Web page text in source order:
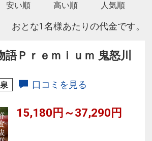
安い順 高い順 人気順
おとな1名様あたりの代金です。
語Ｐｒｅｍｉｕｍ 鬼怒川
口コミを見る
15,180円～37,290円